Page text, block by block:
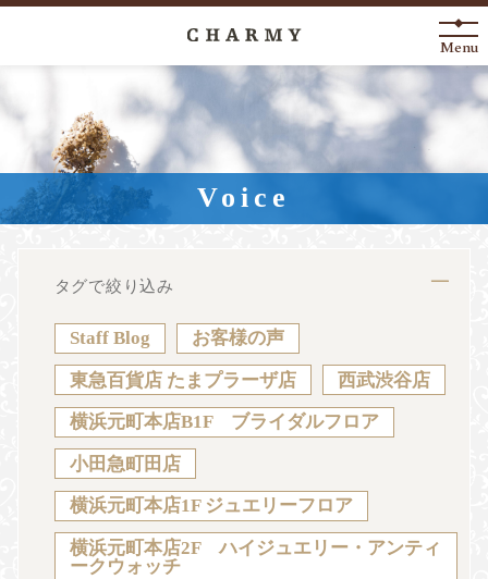
New Arrival
About
Engagement Ring
Anniversary
News Blog
Sustainability Voice Catalog
Menu
Voice
タグで絞り込み
Staff Blog お客様の声
東急百貨店 たまプラーザ店 西武渋谷店
横浜元町本店B1F ブライダルフロア
小田急町田店
横浜元町本店1F ジュエリーフロア
横浜元町本店2F ハイジュエリー・アンティ
ークウォッチ